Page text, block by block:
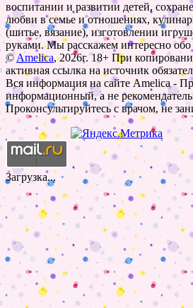
воспитании и развитии детей,
любви в семье и отношениях,
(шитье, вязание), изготовлении
руками. Мы расскажем интересно обо
©Amelica, 2026г. 18+ При
активная ссылка на источник
Вся информация на сайте Amelica -
информационный, а не
Проконсультируйтесь с врачом, не
Загрузка...